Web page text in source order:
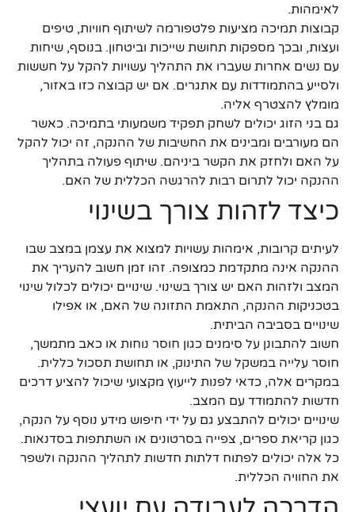
לאימהות.
קבוצות תמיכה מציעות פלטפורמה לשיתוף חוויות, טיפים
ועצות, ובכך מספקות תחושת שייכות וביטחון. בנוסף, שיחות
עם נשים אחרות שעברו את התהליך עשויות להקל על חששות
ולסייע בהתמודדות עם אתגרים. אם יש קבוצה כזו באזור,
מומלץ להצטרף אליה.
גם בני הזוג יכולים לשחק תפקיד משמעותי בתמיכה. כאשר
הם מעורבים ומבינים את החשיבות של ההנקה, זה יכול להקל
על האם ולחזק את הקשר ביניהם. שיתוף פעולה בתהליך
ההנקה יכול לתרום רבות להרגשה הכללית של האם.
כיצד לזהות צורך בשינוי
לעיתים קרובות, אימהות עשויות למצוא את עצמן במצב שבו
ההנקה אינה מתקדמת כמצופה. זהו זמן חשוב להעריך את
המצב ולזהות האם יש צורך בשינוי. שינויים יכולים לכלול שינוי
בטכניקות ההנקה, התאמת התזונה של האם, או אפילו
שינויים בסביבה הביתית.
חשוב להתבונן על סימנים כגון חוסר נוחות או כאב מתמשך,
חוסר עלייה במשקל של התינוק, או תחושת תסכול כללית.
במקרים אלה, כדאי לפנות לייעוץ מקצועי שיכול להציע דרכים
חדשות להתמודד עם המצב.
שינויים יכולים להתבצע גם על ידי חיפוש מידע נוסף על הנקה,
כגון קריאת ספרים, צפייה בסרטונים או השתתפות בסדנאות.
כל אלה יכולים לפתוח דלתות חדשות לתהליך ההנקה ולשפר
את החוויה הכללית.